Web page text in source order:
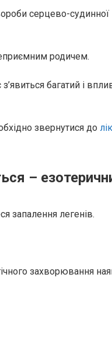
серцево-судинної
родичем.
багатий і
звернутися до
–
запалення легенів.
захворювання